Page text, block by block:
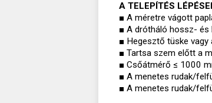
A TELEPÍTÉS LÉPÉSEI
■ A méretre vágott
■ A drótháló hossz- és
■ Hegesztő tüske
■ Tartsa szem előtt a
■ Csőátmérő ≤ 1000
■ A menetes rudak/
■ A menetes rudak/